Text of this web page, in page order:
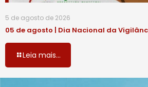
5 de agosto de 2026
05 de agosto | Dia Nacional da
Leia mais...